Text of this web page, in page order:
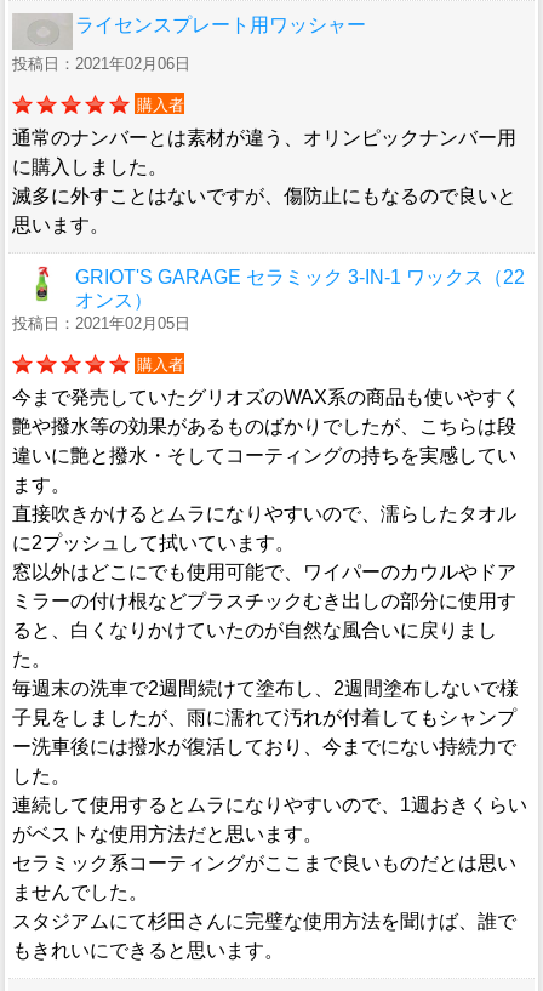
ライセンスプレート用ワッシャー
投稿日：2021年02月06日
購入者
通常のナンバーとは素材が違う、オリンピックナンバー用
に購入しました。
滅多に外すことはないですが、傷防止にもなるので良いと
思います。
GRIOT'S GARAGE セラミック 3-IN-1 ワックス（22
オンス）
投稿日：2021年02月05日
購入者
今まで発売していたグリオズのWAX系の商品も使いやすく
艶や撥水等の効果があるものばかりでしたが、こちらは段
違いに艶と撥水・そしてコーティングの持ちを実感してい
ます。
直接吹きかけるとムラになりやすいので、濡らしたタオル
に2プッシュして拭いています。
窓以外はどこにでも使用可能で、ワイパーのカウルやドア
ミラーの付け根などプラスチックむき出しの部分に使用す
ると、白くなりかけていたのが自然な風合いに戻りまし
た。
毎週末の洗車で2週間続けて塗布し、2週間塗布しないで様
子見をしましたが、雨に濡れて汚れが付着してもシャンプ
ー洗車後には撥水が復活しており、今までにない持続力で
した。
連続して使用するとムラになりやすいので、1週おきくらい
がベストな使用方法だと思います。
セラミック系コーティングがここまで良いものだとは思い
ませんでした。
スタジアムにて杉田さんに完璧な使用方法を聞けば、誰で
もきれいにできると思います。